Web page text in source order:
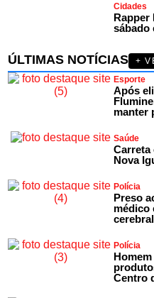
Cidades
Rapper
sábado
ÚLTIMAS NOTÍCIAS
+
Esporte
Após
manter
Saúde
Carreta
Nova
Polícia
Preso
médico
cerebral
Polícia
Centro